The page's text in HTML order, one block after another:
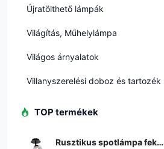
Újratölthető lámpák
Világítás, Műhelylámpa
Világos árnyalatok
Villanyszerelési doboz és tartozék
TOP termékek
Rusztikus spotlámpa fekete állítható füstüveggel - Athén